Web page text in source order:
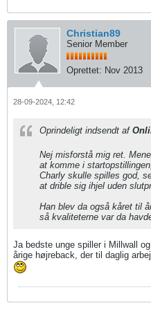
Christian89
Senior Member
Oprettet: Nov 2013
28-09-2024, 12:42
Oprindeligt indsendt af
Nej misforstå mig ret.
at komme i
Charly skulle spilles god,
at drible sig ihjel uden
Han blev da også kåret til
så kvaliteterne var da
Ja bedste unge spiller i Millwall
årige højreback, der til daglig